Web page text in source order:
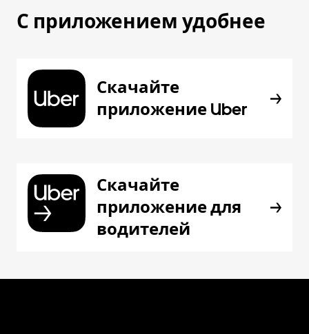
С приложением удобнее
Скачайте
приложение Uber
Скачайте
приложение для
водителей